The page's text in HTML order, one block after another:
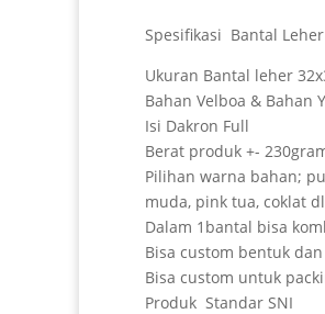
Spesifikasi Bantal
Ukuran Bantal leher
Bahan Velboa & Bahan
Isi Dakron Full
Berat produk +-
Pilihan warna bahan;
muda, pink tua, coklat
Dalam 1bantal bisa
Bisa custom bentuk
Bisa custom untuk
Produk Standar SNI